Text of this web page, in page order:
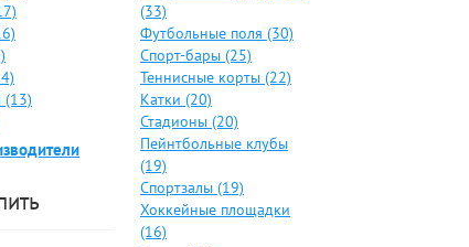
(13)
(33)
Футбольные поля (30)
Спорт-бары (25)
Теннисные корты (22)
Катки (20)
Стадионы (20)
Пейнтбольные клубы
(19)
Спортзалы (19)
Хоккейные площадки
(16)